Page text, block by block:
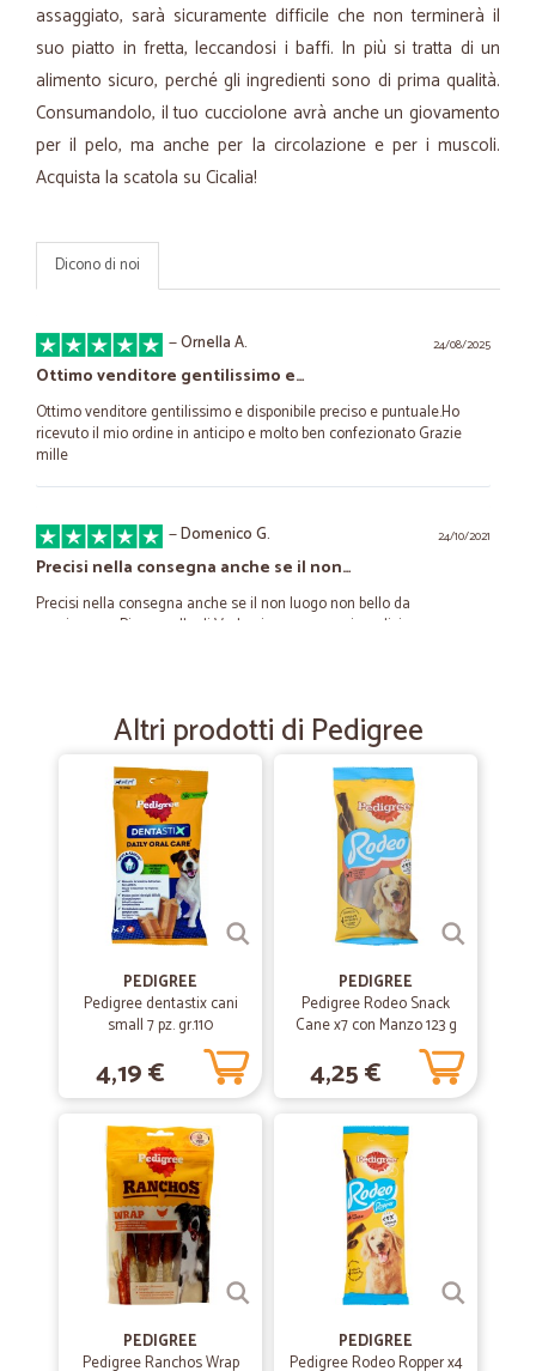
assaggiato, sarà sicuramente difficile che non terminerà il
suo piatto in fretta, leccandosi i baffi. In più si tratta di un
alimento sicuro, perché gli ingredienti sono di prima qualità.
Consumandolo, il tuo cucciolone avrà anche un giovamento
per il pelo, ma anche per la circolazione e per i muscoli.
Acquista la scatola su Cicalia!
Dicono di noi
24/08/2025
—Ornella A.
Ottimo venditore gentilissimo e…
Ottimo venditore gentilissimo e disponibile preciso e puntuale.Ho
ricevuto il mio ordine in anticipo e molto ben confezionato Grazie
mille
24/10/2021
—Domenico G.
Precisi nella consegna anche se il non…
Precisi nella consegna anche se il non luogo non bello da
raggiungere Piancavallo di Verbania e con prezzi modici
servizio ottimo
servizio ottimo
—Mariella A.
Più semplice di così
Più semplice di così! Come fare la spesa dal divano di casa!
23/06/2020
—Marcel J.
Ottimo servizio
Ottimo servizio, rapido, preciso e puntuale. Prezzi giusti e ampia
scelta di prodotti.
—Sonia P.
Tutto ok. Molto veloci.
Arrivato tutto ben confezionato
Altri prodotti di Pedigree
PEDIGREE
Pedigree dentastix cani
small 7 pz. gr.110
4,19 €
PEDIGREE
Pedigree Rodeo Snack
Cane x7 con Manzo 123 g
4,25 €
PEDIGREE
Pedigree Ranchos Wrap
PEDIGREE
Pedigree Rodeo Ropper x4